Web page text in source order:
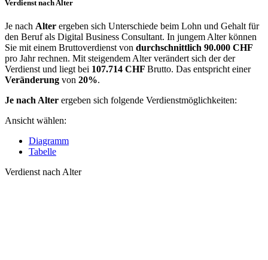
Verdienst nach Alter
Je nach Alter ergeben sich Unterschiede beim Lohn und Gehalt für
den Beruf als Digital Business Consultant. In jungem Alter können
Sie mit einem Bruttoverdienst von durchschnittlich 90.000 CHF
pro Jahr rechnen. Mit steigendem Alter verändert sich der der
Verdienst und liegt bei 107.714 CHF Brutto. Das entspricht einer
Veränderung von 20%.
Je nach Alter ergeben sich folgende Verdienstmöglichkeiten:
Ansicht wählen:
Diagramm
Tabelle
Verdienst nach Alter